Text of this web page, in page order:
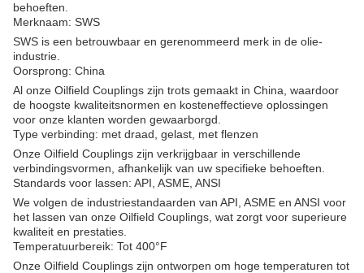
behoeften.
Merknaam: SWS
SWS is een betrouwbaar en gerenommeerd merk in de olie-
industrie.
Oorsprong: China
Al onze Oilfield Couplings zijn trots gemaakt in China, waardoor
de hoogste kwaliteitsnormen en kosteneffectieve oplossingen
voor onze klanten worden gewaarborgd.
Type verbinding: met draad, gelast, met flenzen
Onze Oilfield Couplings zijn verkrijgbaar in verschillende
verbindingsvormen, afhankelijk van uw specifieke behoeften.
Standards voor lassen: API, ASME, ANSI
We volgen de industriestandaarden van API, ASME en ANSI voor
het lassen van onze Oilfield Couplings, wat zorgt voor superieure
kwaliteit en prestaties.
Temperatuurbereik: Tot 400°F
Onze Oilfield Couplings zijn ontworpen om hoge temperaturen tot